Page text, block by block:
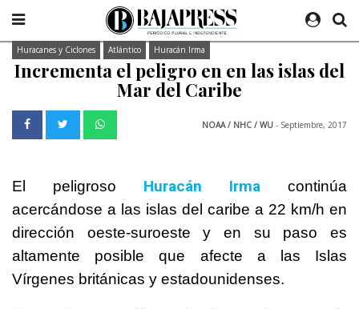
Huracanes y Ciclones Atlántico Huracán Irma
Incrementa el peligro en en las islas del
Mar del Caribe
NOAA / NHC / WU - Septiembre, 2017
El peligroso Huracán Irma continúa
acercándose a las islas del caribe a 22 km/h en
dirección oeste-suroeste y en su paso es
altamente posible que afecte a las Islas
Vírgenes británicas y estadounidenses.